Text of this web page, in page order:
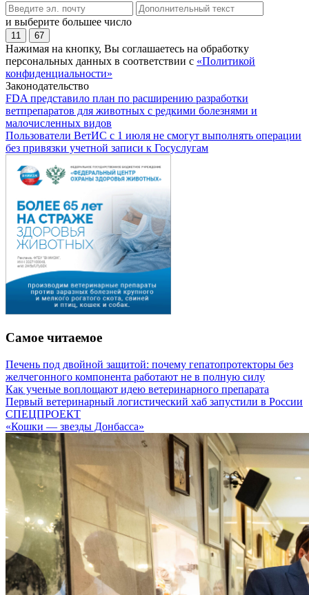
и выберите большее число
11 67
Нажимая на кнопку, Вы соглашаетесь на обработку
персональных данных в соответствии с «Политикой
конфиденциальности»
Законодательство
FDA представило план по расширению разработки
ветпрепаратов для животных с редкими болезнями и
малочисленных видов
Пользователи ВетИС с 1 июля не смогут выполнять операции
без привязки учетной записи к Госуслугам
Самое читаемое
Печень под двойной защитой: почему гепатопротекторы без
желчегонного компонента работают не в полную силу
Как ученые воплощают идею ветеринарного препарата
Первый ветеринарный логистический хаб запустили в России
СПЕЦПРОЕКТ
«Кошки — звезды Донбасса»